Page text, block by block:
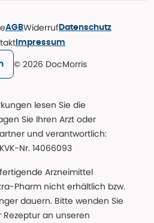
AGBWiderruf Datenschutz
Impressum
© 2026 DocMorris
lesen Sie die
Sie Ihren Arzt oder
und verantwortlich:
Nr. 14066093
Arzneimittel
Pharm nicht erhältlich bzw.
dauern. Bitte wenden Sie
an unseren